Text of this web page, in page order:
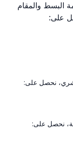
لـ 9 و12 هو 3. بقسمة البسط والمقام
على:
نحصل على: